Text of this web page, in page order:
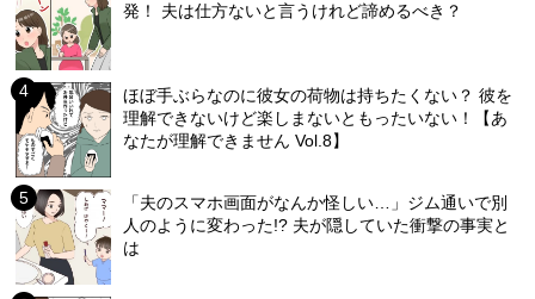
発！ 夫は仕方ないと言うけれど諦めるべき？
ほぼ手ぶらなのに彼女の荷物は持ちたくない？ 彼を
理解できないけど楽しまないともったいない！【あ
なたが理解できません Vol.8】
「夫のスマホ画面がなんか怪しい…」ジム通いで別
人のように変わった!? 夫が隠していた衝撃の事実と
は